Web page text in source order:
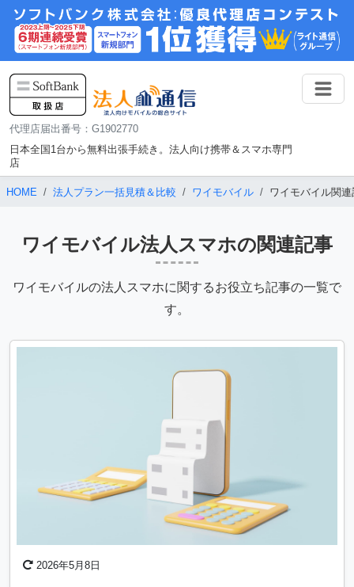
代理店届出番号：G1902770
日本全国1台から無料出張手続き。法人向け携帯＆スマホ専門
店
HOME 法人プラン一括見積＆比較 ワイモバイル ワイモバイル関
ワイモバイル法人スマホの関連記事
ワイモバイルの法人スマホに関するお役立ち記事の一覧で
す。
2026年5月8日